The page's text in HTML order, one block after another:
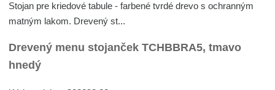
Stojan pre kriedové tabule - farbené tvrdé drevo s ochranným
matným lakom. Drevený st...
Drevený menu stojanček TCHBBRA5, tmavo
hnedý